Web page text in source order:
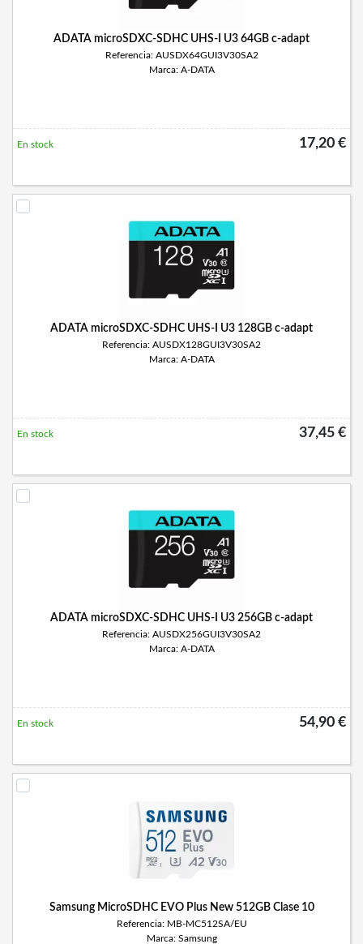
ADATA microSDXC-SDHC UHS-I U3 64GB c-adapt
Referencia: AUSDX64GUI3V30SA2
Marca: A-DATA
17,20 €
En stock
ADATA microSDXC-SDHC UHS-I U3 128GB c-adapt
Referencia: AUSDX128GUI3V30SA2
Marca: A-DATA
37,45 €
En stock
ADATA microSDXC-SDHC UHS-I U3 256GB c-adapt
Referencia: AUSDX256GUI3V30SA2
Marca: A-DATA
54,90 €
En stock
Samsung MicroSDHC EVO Plus New 512GB Clase 10
Referencia: MB-MC512SA/EU
Marca: Samsung